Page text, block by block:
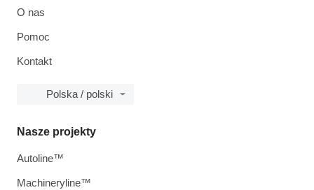
O nas
Pomoc
Kontakt
Polska / polski
Nasze projekty
Autoline™
Machineryline™